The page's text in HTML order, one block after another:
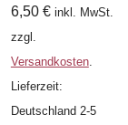
6,50 € inkl. MwSt.
zzgl.
Versandkosten.
Lieferzeit:
Deutschland 2-5